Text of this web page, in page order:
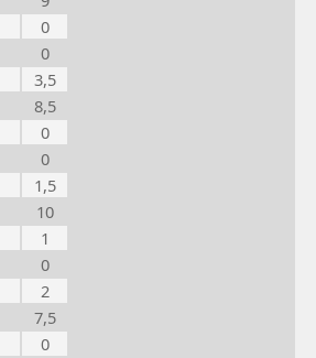
0
0
3,5
8,5
0
0
1,5
10
1
0
2
7,5
0